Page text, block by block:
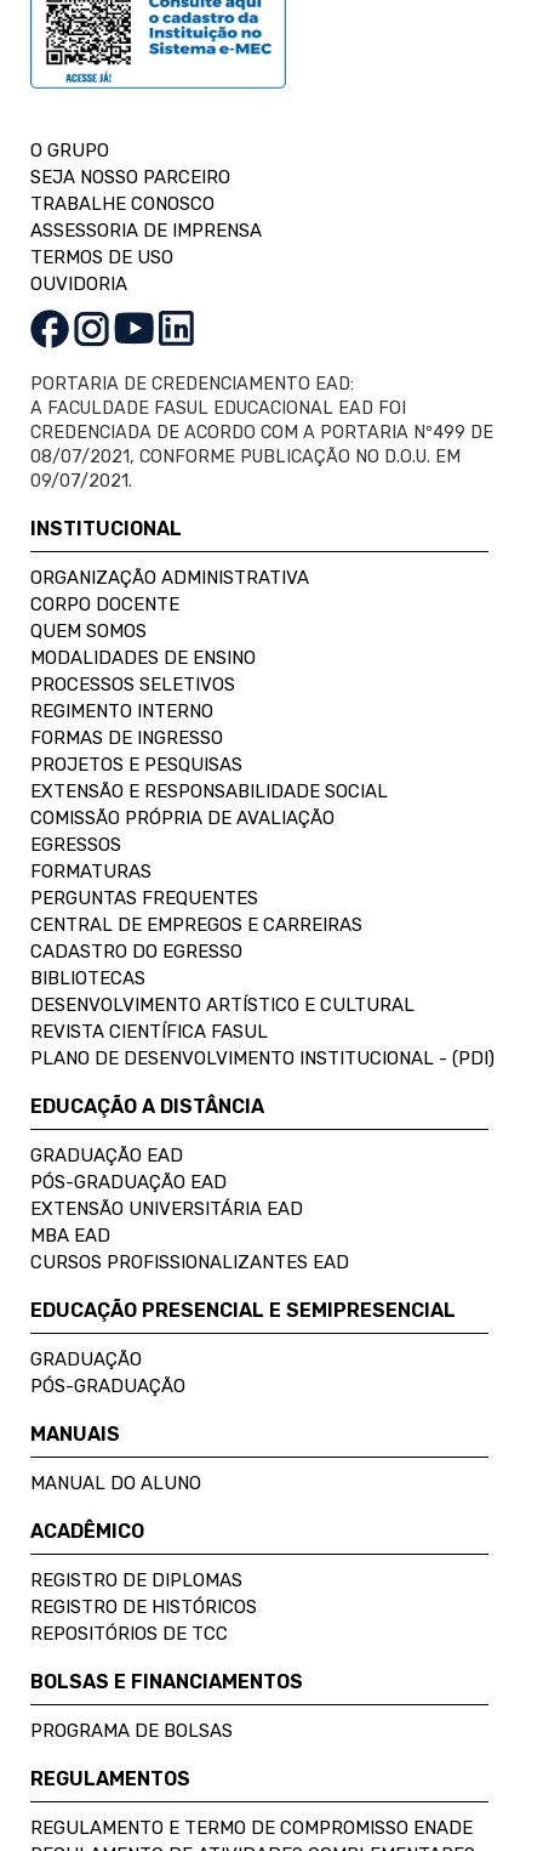
O GRUPO
SEJA NOSSO PARCEIRO
TRABALHE CONOSCO
ASSESSORIA DE IMPRENSA
TERMOS DE USO
OUVIDORIA
PORTARIA DE CREDENCIAMENTO EAD:
A FACULDADE FASUL EDUCACIONAL EAD FOI
CREDENCIADA DE ACORDO COM A PORTARIA Nº499 DE
08/07/2021, CONFORME PUBLICAÇÃO NO D.O.U. EM
09/07/2021.
INSTITUCIONAL
ORGANIZAÇÃO ADMINISTRATIVA
CORPO DOCENTE
QUEM SOMOS
MODALIDADES DE ENSINO
PROCESSOS SELETIVOS
REGIMENTO INTERNO
FORMAS DE INGRESSO
PROJETOS E PESQUISAS
EXTENSÃO E RESPONSABILIDADE SOCIAL
COMISSÃO PRÓPRIA DE AVALIAÇÃO
EGRESSOS
FORMATURAS
PERGUNTAS FREQUENTES
CENTRAL DE EMPREGOS E CARREIRAS
CADASTRO DO EGRESSO
BIBLIOTECAS
DESENVOLVIMENTO ARTÍSTICO E CULTURAL
REVISTA CIENTÍFICA FASUL
PLANO DE DESENVOLVIMENTO INSTITUCIONAL - (PDI)
EDUCAÇÃO A DISTÂNCIA
GRADUAÇÃO EAD
PÓS-GRADUAÇÃO EAD
EXTENSÃO UNIVERSITÁRIA EAD
MBA EAD
CURSOS PROFISSIONALIZANTES EAD
EDUCAÇÃO PRESENCIAL E SEMIPRESENCIAL
GRADUAÇÃO
PÓS-GRADUAÇÃO
MANUAIS
MANUAL DO ALUNO
ACADÊMICO
REGISTRO DE DIPLOMAS
REGISTRO DE HISTÓRICOS
REPOSITÓRIOS DE TCC
BOLSAS E FINANCIAMENTOS
PROGRAMA DE BOLSAS
REGULAMENTOS
REGULAMENTO E TERMO DE COMPROMISSO ENADE